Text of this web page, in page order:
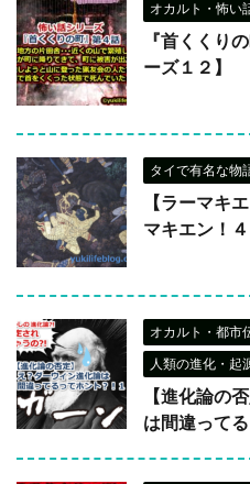
オカルト・怖い
『首くくり
ーズ１２】
タイで有名な物
【ラーマキ
マキエン！４
オカルト・都市
人類の進化・起
【進化論の
は間違って